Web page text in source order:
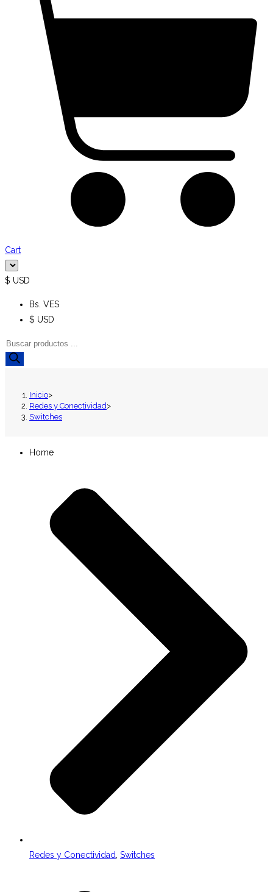
Cart
$ USD
Bs. VES
$ USD
Búsqueda
de
Inicio>
Redes y Conectividad>
Switches
Home
Redes y Conectividad, Switches